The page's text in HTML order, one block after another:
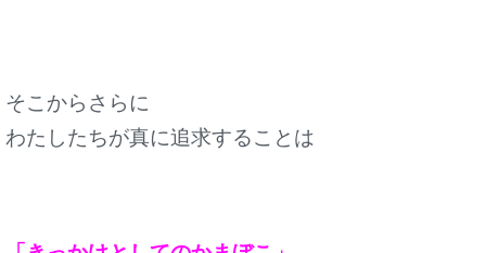
そこからさらに
わたしたちが真に追求することは